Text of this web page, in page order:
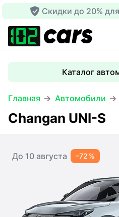
Скидки до 20%
Главная Автомобили
Каталог
Changan UNI-S
До 10 августа –72 %